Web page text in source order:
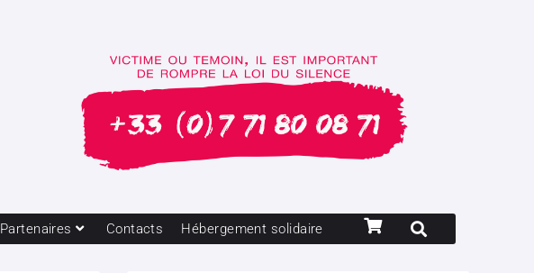
Partenaires Contacts Hébergement solidaire